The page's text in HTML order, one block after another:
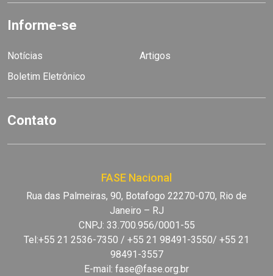
Informe-se
Notícias
Artigos
Boletim Eletrônico
Contato
FASE Nacional
Rua das Palmeiras, 90, Botafogo 22270-070, Rio de
Janeiro – RJ
CNPJ: 33.700.956/0001-55
Tel:+55 21 2536-7350 / +55 21 98491-3550/ +55 21
98491-3557
E-mail: fase@fase.org.br